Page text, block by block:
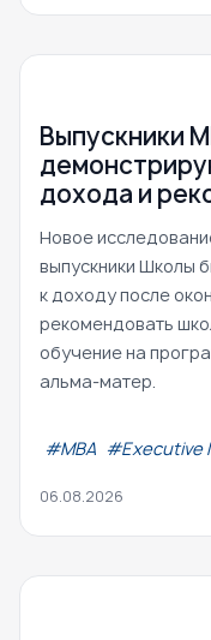
Выпускники
дохода и
Новое
выпускники Школы
к доходу после
рекомендовать
обучение на
альма-матер.
#МВА #Executive
06.08.2026